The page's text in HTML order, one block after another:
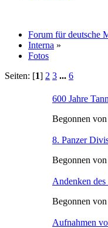
Forum für deutsche
Interna »
Fotos
Seiten: [1] 2 3 ... 6
600 Jahre
Begonnen
8. Panzer
Begonnen
Andenken
Begonnen
Aufnahmen